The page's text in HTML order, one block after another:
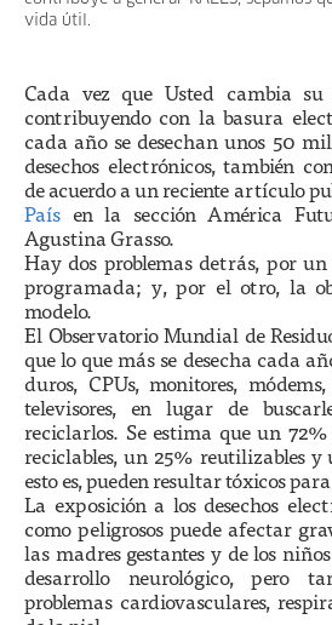
vida útil.
Cada vez que Usted cambia
contribuyendo con la basura
cada año se desechan unos 50
desechos electrónicos, también
de acuerdo a un reciente artículo
País en la sección América
Agustina Grasso.
Hay dos problemas detrás, por un
programada; y, por el otro, la
modelo.
El Observatorio Mundial de
que lo que más se desecha cada
duros, CPUs, monitores,
televisores, en lugar de
reciclarlos. Se estima que un
reciclables, un 25% reutilizables y
esto es, pueden resultar tóxicos
La exposición a los desechos
como peligrosos puede afectar
las madres gestantes y de los
desarrollo neurológico, pero
problemas cardiovasculares,